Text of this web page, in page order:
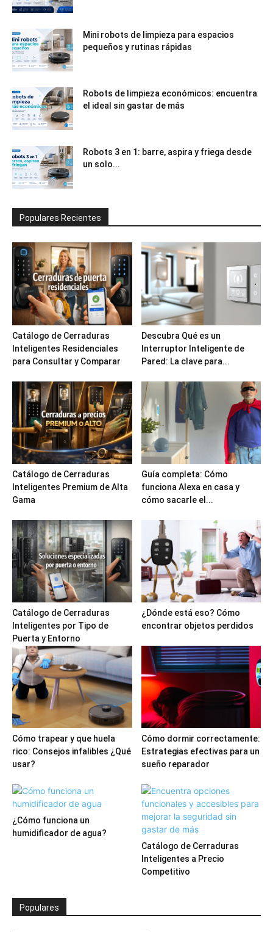
Mini robots de limpieza para espacios
pequeños y rutinas rápidas
Robots de limpieza económicos: encuentra
el ideal sin gastar de más
Robots 3 en 1: barre, aspira y friega desde
un solo...
Populares Recientes
Catálogo de Cerraduras
Inteligentes Residenciales
para Consultar y Comparar
Descubra Qué es un
Interruptor Inteligente de
Pared: La clave para...
Catálogo de Cerraduras
Inteligentes Premium de Alta
Gama
Guía completa: Cómo
funciona Alexa en casa y
cómo sacarle el...
Catálogo de Cerraduras
Inteligentes por Tipo de
Puerta y Entorno
¿Dónde está eso? Cómo
encontrar objetos perdidos
Cómo trapear y que huela
rico: Consejos infalibles ¿Qué
usar?
Cómo dormir correctamente:
Estrategias efectivas para un
sueño reparador
¿Cómo funciona un
humidificador de agua?
Catálogo de Cerraduras
Inteligentes a Precio
Competitivo
Populares